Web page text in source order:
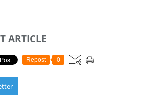
ARTICLE
Repost 0